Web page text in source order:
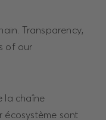
Transparency,
of our
la chaîne
écosystème sont